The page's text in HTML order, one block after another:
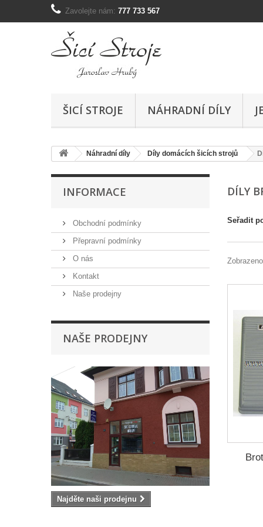
Zavolejte nám: 777 733 567
ŠICÍ STROJE NÁHRADNÍ DÍLY
Náhradní díly Díly domácích šicích strojů
INFORMACE
Obchodní podmínky
Přepravní podmínky
O nás
Kontakt
Naše prodejny
NAŠE PRODEJNY
Najděte naši prodejnu
DÍLY
Seřadit